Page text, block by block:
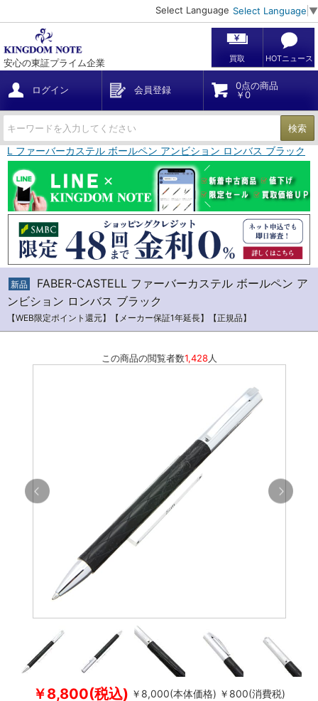
Select Language Select Language ▼
安心の東証プライム企業 買取 HOTニュース
ログイン 会員登録
0点の商品
￥0
検索
ファーバーカステル ボールペン アンビション ロンバス ブラック
新品
FABER-CASTELL ファーバーカステル ボールペン ア
ンビション ロンバス ブラック
【WEB限定ポイント還元】【メーカー保証1年延長】【正規品】
この商品の閲覧者数1,428人
￥8,800(税込) ￥8,000(本体価格) ￥800(消費税)